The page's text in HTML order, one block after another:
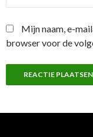
Mijn naam, e-
browser voor de